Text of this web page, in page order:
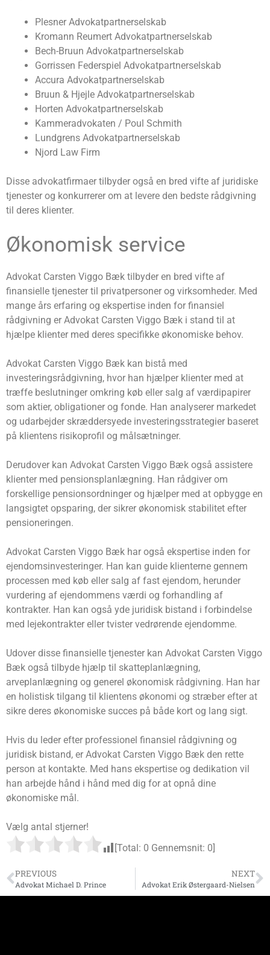
Plesner Advokatpartnerselskab
Kromann Reumert Advokatpartnerselskab
Bech-Bruun Advokatpartnerselskab
Gorrissen Federspiel Advokatpartnerselskab
Accura Advokatpartnerselskab
Bruun & Hjejle Advokatpartnerselskab
Horten Advokatpartnerselskab
Kammeradvokaten / Poul Schmith
Lundgrens Advokatpartnerselskab
Njord Law Firm
Disse advokatfirmaer tilbyder også en bred vifte af juridiske
tjenester og konkurrerer om at levere den bedste rådgivning
til deres klienter.
Økonomisk service
Advokat Carsten Viggo Bæk tilbyder en bred vifte af
finansielle tjenester til privatpersoner og virksomheder. Med
mange års erfaring og ekspertise inden for finansiel
rådgivning er Advokat Carsten Viggo Bæk i stand til at
hjælpe klienter med deres specifikke økonomiske behov.
Advokat Carsten Viggo Bæk kan bistå med
investeringsrådgivning, hvor han hjælper klienter med at
træffe beslutninger omkring køb eller salg af værdipapirer
som aktier, obligationer og fonde. Han analyserer markedet
og udarbejder skræddersyede investeringsstrategier baseret
på klientens risikoprofil og målsætninger.
Derudover kan Advokat Carsten Viggo Bæk også assistere
klienter med pensionsplanlægning. Han rådgiver om
forskellige pensionsordninger og hjælper med at opbygge en
langsigtet opsparing, der sikrer økonomisk stabilitet efter
pensioneringen.
Advokat Carsten Viggo Bæk har også ekspertise inden for
ejendomsinvesteringer. Han kan guide klienterne gennem
processen med køb eller salg af fast ejendom, herunder
vurdering af ejendommens værdi og forhandling af
kontrakter. Han kan også yde juridisk bistand i forbindelse
med lejekontrakter eller tvister vedrørende ejendomme.
Udover disse finansielle tjenester kan Advokat Carsten Viggo
Bæk også tilbyde hjælp til skatteplanlægning,
arveplanlægning og generel økonomisk rådgivning. Han har
en holistisk tilgang til klientens økonomi og stræber efter at
sikre deres økonomiske succes på både kort og lang sigt.
Hvis du leder efter professionel finansiel rådgivning og
juridisk bistand, er Advokat Carsten Viggo Bæk den rette
person at kontakte. Med hans ekspertise og dedikation vil
han arbejde hånd i hånd med dig for at opnå dine
økonomiske mål.
Vælg antal stjerner!
[Total: 0 Gennemsnit: 0
PREVIOUS
Advokat Michael D. Prince
NEXT
Advokat Erik Østergaard-Nielsen